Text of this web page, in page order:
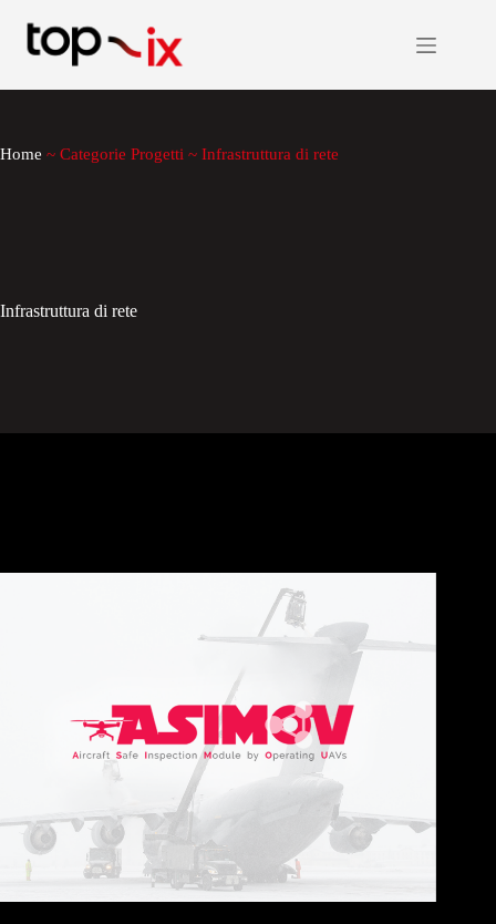
contenuto
Home ~ Categorie Progetti ~ Infrastruttura di rete
Infrastruttura di rete